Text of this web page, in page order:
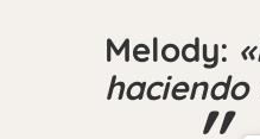
Melody: